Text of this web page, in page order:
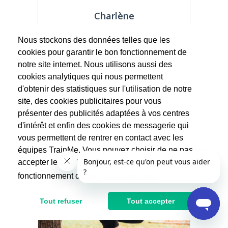
Charlène
(7 avis)
Bonjour à toutes et à tous ! Passionnée de
sport depuis plusieurs années (7 ans de...
90€
Nous stockons des données telles que les
cookies pour garantir le bon fonctionnement de
notre site internet. Nous utilisons aussi des
cookies analytiques qui nous permettent
d'obtenir des statistiques sur l'utilisation de notre
site, des cookies publicitaires pour vous
présenter des publicités adaptées à vos centres
d'intérêt et enfin des cookies de messagerie qui
vous permettent de rentrer en contact avec les
équipes TrainMe. Vous pouvez choisir de ne pas
accepter les cookies non indispensables au
fonctionnement du site.
Tout refuser Tout accepter